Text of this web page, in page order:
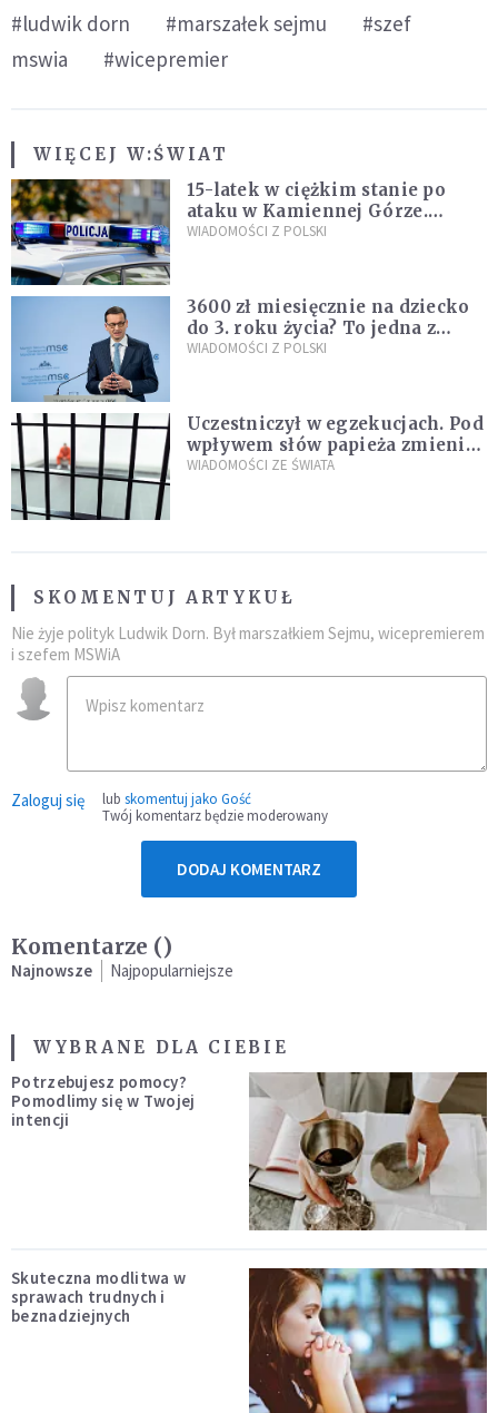
#ludwik dorn #marszałek sejmu
#szef
mswia
#wicepremier
WIĘCEJ W:ŚWIAT
15-latek w ciężkim stanie po
ataku w Kamiennej Górze.
Policja zatrzymała dwóch
WIADOMOŚCI Z POLSKI
3600 zł miesięcznie na dziecko
do 3. roku życia? To jedna z
propozycji programu "Rozwój
WIADOMOŚCI Z POLSKI
Uczestniczył w egzekucjach. Pod
wpływem słów papieża zmienił
zdanie
WIADOMOŚCI ZE ŚWIATA
SKOMENTUJ ARTYKUŁ
Nie żyje polityk Ludwik Dorn. Był marszałkiem Sejmu, wicepremierem
i szefem MSWiA
Zaloguj się lub skomentuj jako Gość
Twój komentarz będzie moderowany
DODAJ KOMENTARZ
Komentarze ()
Najnowsze Najpopularniejsze
WYBRANE DLA CIEBIE
Potrzebujesz pomocy?
Pomodlimy się w Twojej
intencji
Skuteczna modlitwa w
sprawach trudnych i
beznadziejnych